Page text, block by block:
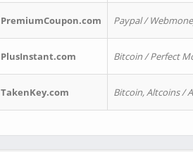
PremiumCoupon.com Paypal /
PlusInstant.com Bitcoin / Perfect
TakenKey.com Bitcoin, Altcoins /